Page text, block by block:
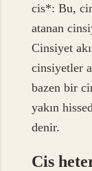
cis*: Bu,
atanan
Cinsiyet
cinsiyetler
bazen bir
yakın
denir.
Cis